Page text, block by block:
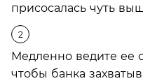
присосалась чуть
Медленно ведите ее
чтобы банка